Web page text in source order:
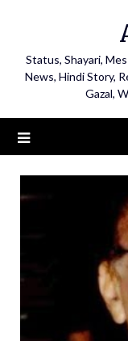
Status, Shayari,
News, Hindi Story,
Gazal,